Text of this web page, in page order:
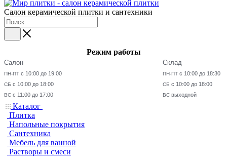
Салон керамической плитки и сантехники
Режим работы
Салон
ПН-ПТ с 10:00 до 19:00
СБ с 10:00 до 18:00
ВС с 11:00 до 17:00
Склад
ПН-ПТ с 10:00 до 18:30
СБ с 10:00 до 18:00
ВС выходной
Каталог
Плитка
Напольные покрытия
Сантехника
Мебель для ванной
Растворы и смеси